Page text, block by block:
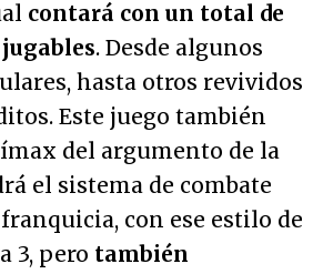
contará con un total de
. Desde algunos
hasta otros revividos
Este juego también
del argumento de la
el sistema de combate
con ese estilo de
3, pero también